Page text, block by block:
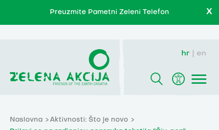
Preuzmite Pametni Zeleni Telefon X
hr en
Naslovna
Aktivnosti: Što je novo